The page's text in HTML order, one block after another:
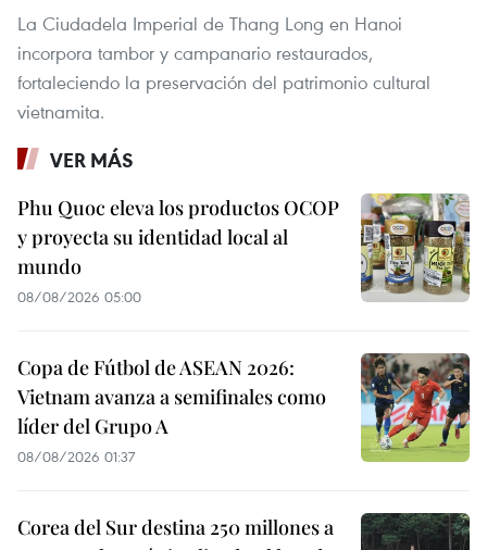
La Ciudadela Imperial de Thang Long en Hanoi
incorpora tambor y campanario restaurados,
fortaleciendo la preservación del patrimonio cultural
vietnamita.
VER MÁS
Phu Quoc eleva los productos OCOP
y proyecta su identidad local al
mundo
08/08/2026 05:00
Copa de Fútbol de ASEAN 2026:
Vietnam avanza a semifinales como
líder del Grupo A
08/08/2026 01:37
Corea del Sur destina 250 millones a